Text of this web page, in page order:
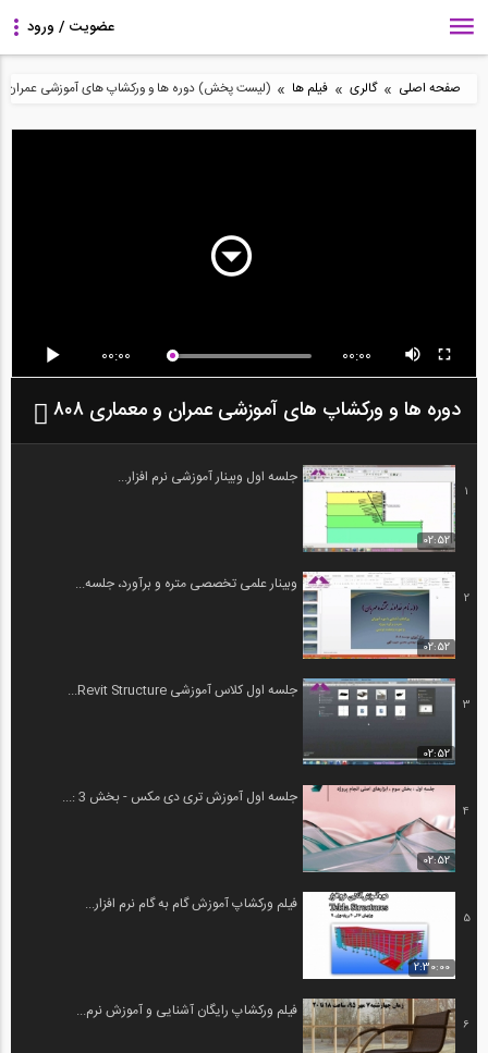
صفحه اصلی » گالری » فیلم ها » (لیست پخش) دوره ها و ورکشاپ های آموزشی عمران و
00:00 00:00
دوره ها و ورکشاپ های آموزشی عمران و معماری ۸۰۸
1
02:52
جلسه اول وبینار آموزشی نرم افزار...
2
02:52
وبینار علمی تخصصی متره و برآورد، جلسه...
3
02:52
جلسه اول کلاس آموزشی Revit Structure...
4
02:52
جلسه اول آموزش تری دی مکس - بخش 3 :...
5
2:30:00
فیلم ورکشاپ آموزش گام به گام نرم افزار...
6
فیلم ورکشاپ رایگان آشنایی و آموزش نرم...